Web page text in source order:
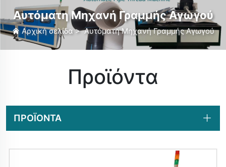
Αυτόματη Μηχανή Γραμμής Αγωγού
Αρχική σελίδα>Αυτόματη Μηχανή Γραμμής Αγωγού
Προϊόντα
ΠΡΟΪΌΝΤΑ